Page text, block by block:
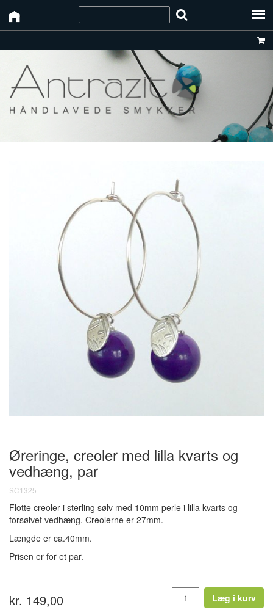
Øreringe, creoler med lilla kvarts og
vedhæng, par
SC1325
Flotte creoler i sterling sølv med 10mm perle i lilla kvarts og
forsølvet vedhæng. Creolerne er 27mm.
Længde er ca.40mm.
Prisen er for et par.
kr. 149,00 Læg i kurv